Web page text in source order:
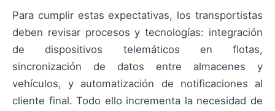
Para cumplir estas expectativas, los transportistas
deben revisar procesos y tecnologías: integración
de dispositivos telemáticos en flotas,
sincronización de datos entre almacenes y
vehículos, y automatización de notificaciones al
cliente final. Todo ello incrementa la necesidad de